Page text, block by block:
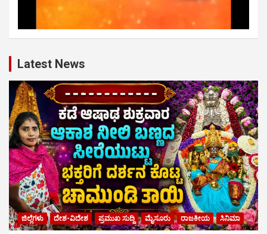
Latest News
ಜಿಲ್ಲೆಗಳು ದೇಶ-ವಿದೇಶ ಪ್ರಮುಖ ಸುದ್ದಿ ಮೈಸೂರು ರಾಜಕೀಯ ಸಿನಿಮಾ